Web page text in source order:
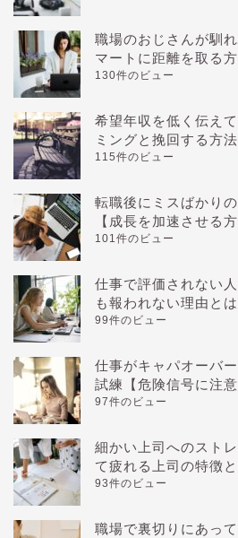
職場のおじさんが馴
マートに距離を取る
130件のビュー
希望年収を低く伝え
ミングと挽回する方法
115件のビュー
転職後にミスばかり
【成長を加速させる方
101件のビュー
仕事で評価されない
も報われない理由とは
99件のビュー
仕事がキャパオーバ
試練【危険信号に注意
97件のビュー
細かい上司へのスト
て疲れる上司の特徴と
93件のビュー
職場で裏切りにあっ